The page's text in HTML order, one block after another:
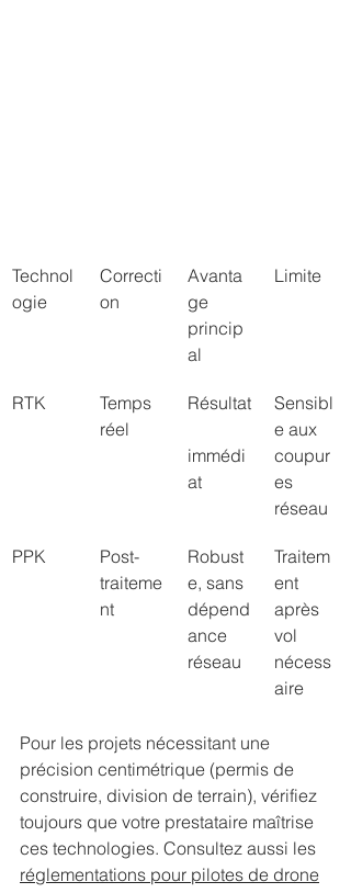
Technol
ogie
Correcti
on
Avanta
ge
princip
al
Limite
RTK
Temps
réel
Résultat
immédi
at
Sensibl
e aux
coupur
es
réseau
PPK
Post-
traiteme
nt
Robust
e, sans
dépend
ance
réseau
Traitem
ent
après
vol
nécess
aire
Pour les projets nécessitant une
précision centimétrique (permis de
construire, division de terrain), vérifiez
toujours que votre prestataire maîtrise
ces technologies. Consultez aussi les
réglementations pour pilotes de drone